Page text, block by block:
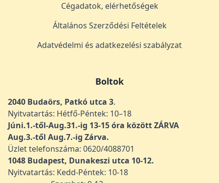
Cégadatok, elérhetőségek
Általános Szerződési Feltételek
Adatvédelmi és adatkezelési szabályzat
Boltok
2040 Budaörs, Patkó utca 3.
Nyitvatartás: Hétfő-Péntek: 10–18
Júni.1.-től-Aug.31.-ig 13-15 óra között ZÁRVA
Aug.3.-től Aug.7.-ig Zárva.
Üzlet telefonszáma: 0620/4088701
1048 Budapest, Dunakeszi utca 10-12.
Nyitvatartás: Kedd-Péntek: 10-18